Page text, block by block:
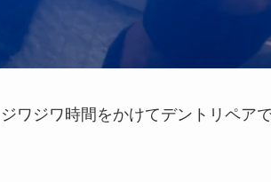
ワジワ時間をかけてデントリペア